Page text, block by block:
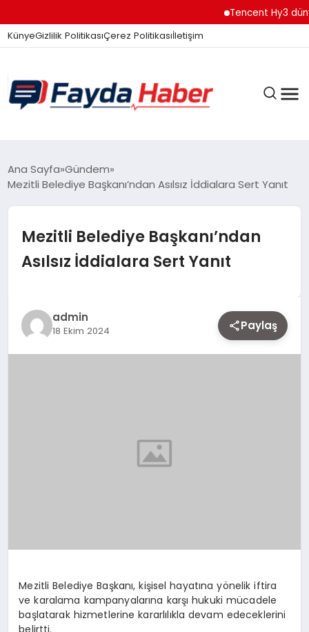
Tencent Hy3 dünya
KünyeGizlilik PolitikasıÇerez Politikasıİletişim
GÜNDEM
TEKNOLOJI
EKONOMI
SAĞLIK
Ana Sayfa Gündem
Mezitli Belediye Başkanı’ndan Asılsız İddialara Sert Yanıt
Mezitli Belediye Başkanı’ndan
Asılsız İddialara Sert Yanıt
admin
18 Ekim 2024 Paylaş
Mezitli Belediye Başkanı, kişisel hayatına yönelik iftira
ve karalama kampanyalarına karşı hukuki mücadele
başlatarak hizmetlerine kararlılıkla devam edeceklerini